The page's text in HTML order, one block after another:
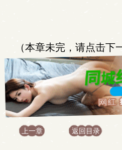
（本章未完，请点击下
上一章 返回目录